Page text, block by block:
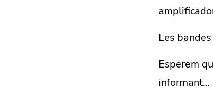
Les
Esperem
informant…